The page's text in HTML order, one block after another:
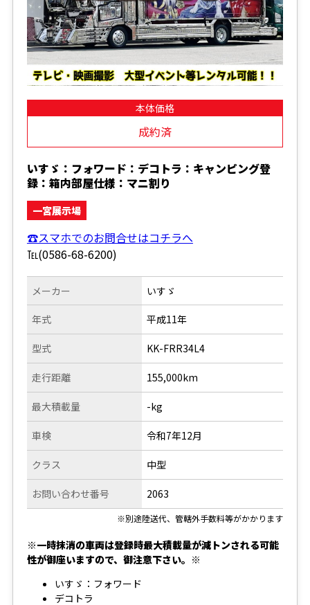
本体価格
成約済
いすゞ：フォワード：デコトラ：キャンピング登
録：箱内部屋仕様：マニ割り
一宮展示場
☎スマホでのお問合せはコチラへ
℡(0586-68-6200)
メーカー
年式
型式
走行距離
いすゞ
平成11年
KK-FRR34L4
155,000km
最大積載量
車検
クラス
お問い合わせ番号
-kg
令和7年12月
中型
2063
※別途陸送代、管轄外手数料等がかかります
※一時抹消の車両は登録時最大積載量が減トンされる可能
性が御座いますので、御注意下さい。※
いすゞ：フォワード
デコトラ